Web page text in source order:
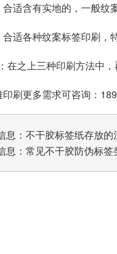
适含有实地的，一般纹
适各种纹案标签印刷，
在之上三种印刷方法中
刷更多需求可咨询：
息： 不干胶标签纸存放的
息： 常见不干胶防伪标签